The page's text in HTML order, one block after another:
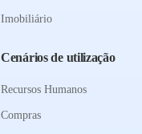
Imobiliário
Cenários de utilização
Recursos Humanos
Compras